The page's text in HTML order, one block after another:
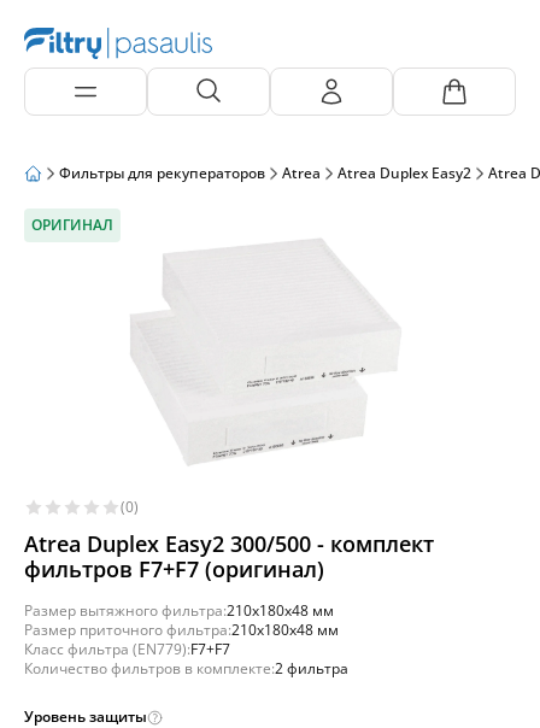
Фильтры для рекуператоров Atrea Atrea Duplex Easy2 Atrea
ОРИГИНАЛ
(0)
Atrea Duplex Easy2 300/500 - комплект
фильтров F7+F7 (оригинал)
Размер вытяжного фильтра:210x180x48 мм
Размер приточного фильтра:210x180x48 мм
Класс фильтра (EN779):F7+F7
Количество фильтров в комплекте:2 фильтра
Уровень защиты